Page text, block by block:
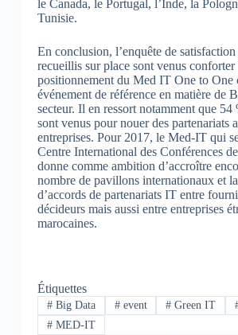
le Canada, le Portugal, l’Inde, la
Tunisie.
En conclusion, l’enquête de
recueillis sur place sont venus conforter
positionnement du Med IT One to One
événement de référence en matière de
secteur. Il en ressort notamment que 54
sont venus pour nouer des partenariats
entreprises. Pour 2017, le Med-IT qui
Centre International des Conférences
donne comme ambition d’accroître
nombre de pavillons internationaux et
d’accords de partenariats IT entre
décideurs mais aussi entre entreprises
marocaines.
Étiquettes
#Big Data #event # Green IT
#MED-IT